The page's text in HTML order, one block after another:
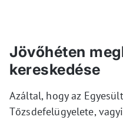
Jövőhéten
kereskedése
Azáltal, hogy az
Tőzsdefelügyelete,